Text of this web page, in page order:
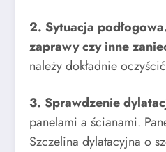
2. Sytuacja
zaprawy czy inne
należy dokładnie
3. Sprawdzenie
panelami a ścianami.
Szczelina dylatacyjna o